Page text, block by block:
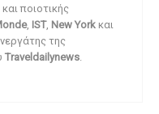
ποιοτικής
, IST, New York και
της
Traveldailynews